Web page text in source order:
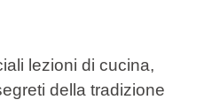
lezioni di cucina,
della tradizione